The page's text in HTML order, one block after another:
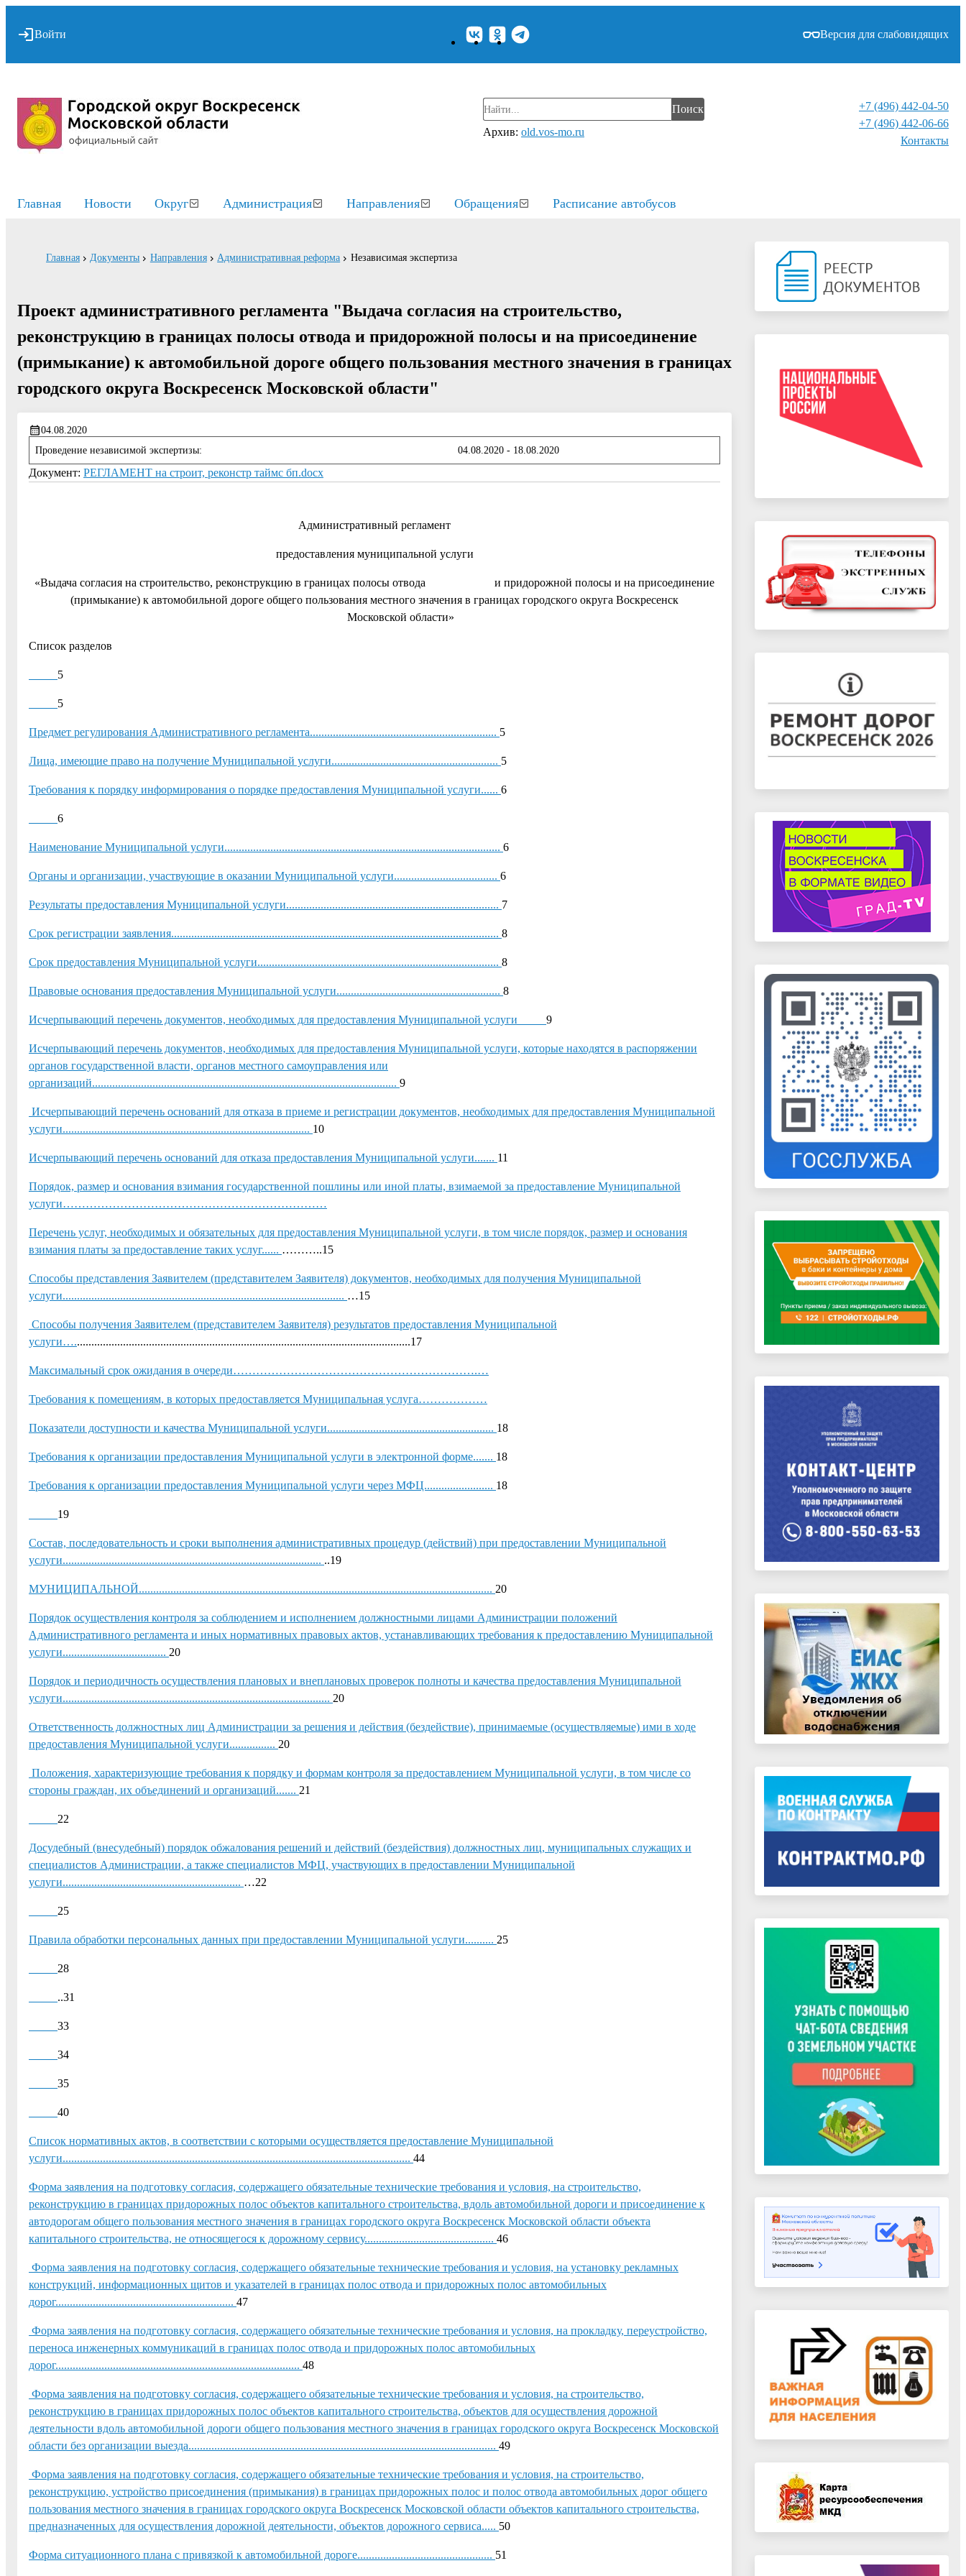
Войти Версия для слабовидящих
Поиск
Архив: old.vos-mo.ru
+7 (496) 442-04-50
+7 (496) 442-06-66
Контакты⁠
Главная Новости Округ Администрация Направления Обращения Расписание автобусов
Главная Документы Направления Административная реформа Независимая экспертиза
Проект административного регламента "Выдача согласия на строительство,
реконструкцию в границах полосы отвода и придорожной полосы и на присоединение
(примыкание) к автомобильной дороге общего пользования местного значения в границах
городского округа Воскресенск Московской области"
04.08.2020
Проведение независимой экспертизы:
04.08.2020 - 18.08.2020
Документ: РЕГЛАМЕНТ на строит, реконстр таймс бп.docx
Административный регламент
предоставления муниципальной услуги
«Выдача согласия на строительство, реконструкцию в границах полосы отвода и придорожной полосы и на присоединение
(примыкание) к автомобильной дороге общего пользования местного значения в границах городского округа Воскресенск
Московской области»
Список разделов
5
5
Предмет регулирования Административного регламента................................................................. 5
Лица, имеющие право на получение Муниципальной услуги.......................................................... 5
Требования к порядку информирования о порядке предоставления Муниципальной услуги...... 6
6
Наименование Муниципальной услуги................................................................................................ 6
Органы и организации, участвующие в оказании Муниципальной услуги.................................... 6
Результаты предоставления Муниципальной услуги.......................................................................... 7
Срок регистрации заявления.................................................................................................................. 8
Срок предоставления Муниципальной услуги.................................................................................... 8
Правовые основания предоставления Муниципальной услуги......................................................... 8
Исчерпывающий перечень документов, необходимых для предоставления Муниципальной услуги 9
Исчерпывающий перечень документов, необходимых для предоставления Муниципальной услуги, которые находятся в распоряжении
органов государственной власти, органов местного самоуправления или
организаций.......................................................................................................... 9
Исчерпывающий перечень оснований для отказа в приеме и регистрации документов, необходимых для предоставления Муниципальной
услуги...................................................................................... 10
Исчерпывающий перечень оснований для отказа предоставления Муниципальной услуги....... 11
Порядок, размер и основания взимания государственной пошлины или иной платы, взимаемой за предоставление Муниципальной
услуги……………………………………………………………
Перечень услуг, необходимых и обязательных для предоставления Муниципальной услуги, в том числе порядок, размер и основания
взимания платы за предоставление таких услуг...... ………..15
Способы представления Заявителем (представителем Заявителя) документов, необходимых для получения Муниципальной
услуги.................................................................................................. …15
Способы получения Заявителем (представителем Заявителя) результатов предоставления Муниципальной
услуги….....................................................................................................................17
Максимальный срок ожидания в очереди……………………………………………………….…
Требования к помещениям, в которых предоставляется Муниципальная услуга………………
Показатели доступности и качества Муниципальной услуги.......................................................... 18
Требования к организации предоставления Муниципальной услуги в электронной форме....... 18
Требования к организации предоставления Муниципальной услуги через МФЦ........................ 18
19
Состав, последовательность и сроки выполнения административных процедур (действий) при предоставлении Муниципальной
услуги.......................................................................................... ..19
МУНИЦИПАЛЬНОЙ........................................................................................................................... 20
Порядок осуществления контроля за соблюдением и исполнением должностными лицами Администрации положений
Административного регламента и иных нормативных правовых актов, устанавливающих требования к предоставлению Муниципальной
услуги.................................... 20
Порядок и периодичность осуществления плановых и внеплановых проверок полноты и качества предоставления Муниципальной
услуги............................................................................................. 20
Ответственность должностных лиц Администрации за решения и действия (бездействие), принимаемые (осуществляемые) ими в ходе
предоставления Муниципальной услуги................ 20
Положения, характеризующие требования к порядку и формам контроля за предоставлением Муниципальной услуги, в том числе со
стороны граждан, их объединений и организаций....... 21
22
Досудебный (внесудебный) порядок обжалования решений и действий (бездействия) должностных лиц, муниципальных служащих и
специалистов Администрации, а также специалистов МФЦ, участвующих в предоставлении Муниципальной
услуги.............................................................. …22
25
Правила обработки персональных данных при предоставлении Муниципальной услуги.......... 25
28
..31
33
34
35
40
Список нормативных актов, в соответствии с которыми осуществляется предоставление Муниципальной
услуги......................................................................................................................... 44
Форма заявления на подготовку согласия, содержащего обязательные технические требования и условия, на строительство,
реконструкцию в границах придорожных полос объектов капитального строительства, вдоль автомобильной дороги и присоединение к
автодорогам общего пользования местного значения в границах городского округа Воскресенск Московской области объекта
капитального строительства, не относящегося к дорожному сервису............................................. 46
Форма заявления на подготовку согласия, содержащего обязательные технические требования и условия, на установку рекламных
конструкций, информационных щитов и указателей в границах полос отвода и придорожных полос автомобильных
дорог.............................................................. 47
Форма заявления на подготовку согласия, содержащего обязательные технические требования и условия, на прокладку, переустройство,
переноса инженерных коммуникаций в границах полос отвода и придорожных полос автомобильных
дорог..................................................................................... 48
Форма заявления на подготовку согласия, содержащего обязательные технические требования и условия, на строительство,
реконструкцию в границах придорожных полос объектов капитального строительства, объектов для осуществления дорожной
деятельности вдоль автомобильной дороги общего пользования местного значения в границах городского округа Воскресенск Московской
области без организации выезда........................................................................................................... 49
Форма заявления на подготовку согласия, содержащего обязательные технические требования и условия, на строительство,
реконструкцию, устройство присоединения (примыкания) в границах придорожных полос и полос отвода автомобильных дорог общего
пользования местного значения в границах городского округа Воскресенск Московской области объектов капитального строительства,
предназначенных для осуществления дорожной деятельности, объектов дорожного сервиса..... 50
Форма ситуационного плана с привязкой к автомобильной дороге............................................... 51